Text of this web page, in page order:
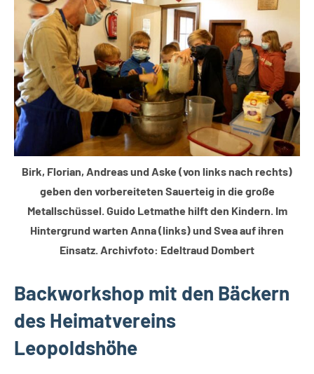
Termine
Birk, Florian, Andreas und Aske (von links nach rechts)
geben den vorbereiteten Sauerteig in die große
Metallschüssel. Guido Letmathe hilft den Kindern. Im
Hintergrund warten Anna (links) und Svea auf ihren
Einsatz. Archivfoto: Edeltraud Dombert
Backworkshop mit den Bäckern
des Heimatvereins
Leopoldshöhe